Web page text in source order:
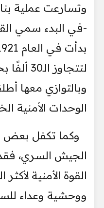
وتسارعت عملية
-في البدء سمي
وبالتوازي معها
الوحدات الأمنية
وكما تكفل بعض
الجيش السري،
القوة الأمنية
ووحشية وعداء